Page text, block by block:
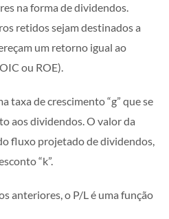
na forma de dividendos.
retidos sejam destinados a
um retorno igual ao
ou ROE).
taxa de crescimento “g” que se
aos dividendos. O valor da
fluxo projetado de dividendos,
“k”.
anteriores, o P/L é uma função